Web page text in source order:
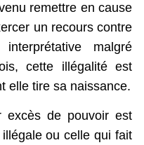
remettre en cause
un recours contre
malgré
cette illégalité est
elle tire sa naissance.
excès de pouvoir est
ou celle qui fait